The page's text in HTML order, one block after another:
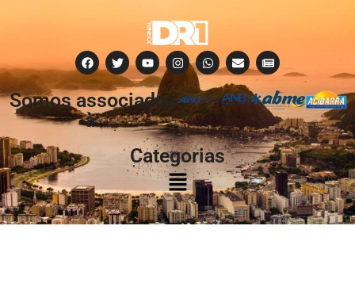
Somos associados
à:
Categorias